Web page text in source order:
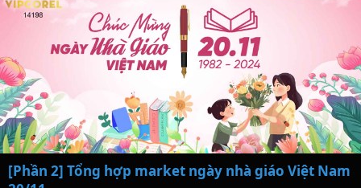
[Phần 2] Tổng hợp market ngày nhà giáo Việt Nam